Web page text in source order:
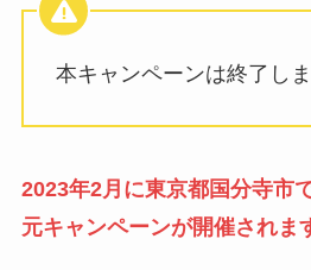
本キャンペーンは終了しま
2023年2月に東京都国分寺市
元キャンペーンが開催されま